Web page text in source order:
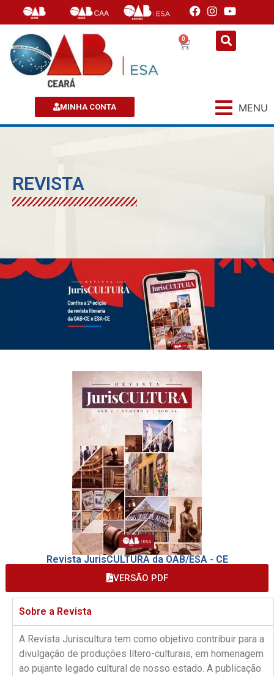
0
MINHA CONTA MENU
REVISTA
Revista JurisCULTURA da OAB/ESA - CE
VERSÃO PDF
Sobre a Revista
A Revista Juriscultura tem como objetivo contribuir para a
divulgação de produções lítero-culturais, em homenagem
ao pujante legado cultural de nosso estado. A publicação